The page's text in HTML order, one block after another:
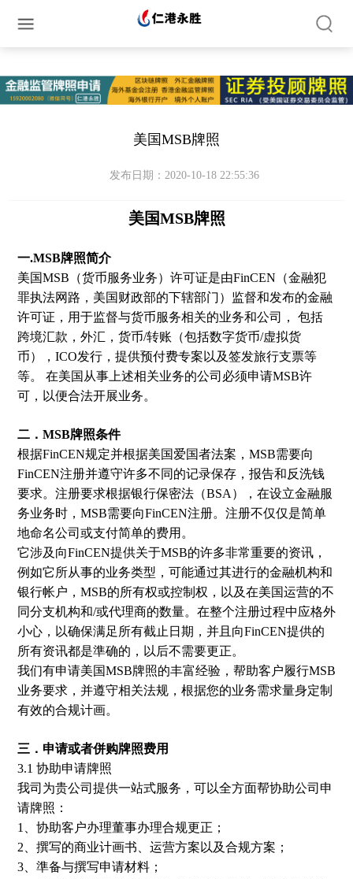
English
美国MSB牌照
发布日期：2020-10-18 22:55:36
美国MSB牌照
一.MSB牌照简介
美国MSB（货币服务业务）许可证是由FinCEN（金融犯
罪执法网路，美国财政部的下辖部门）监督和发布的金融
许可证，用于监督与货币服务相关的业务和公司， 包括
跨境汇款，外汇，货币/转账（包括数字货币/虚拟货
币），ICO发行，提供预付费专案以及签发旅行支票等
等。 在美国从事上述相关业务的公司必须申请MSB许
可，以便合法开展业务。
二．MSB牌照条件
根据FinCEN规定并根据美国爱国者法案，MSB需要向
FinCEN注册并遵守许多不同的记录保存，报告和反洗钱
要求。注册要求根据银行保密法（BSA），在设立金融服
务业务时，MSB需要向FinCEN注册。注册不仅仅是简单
地命名公司或支付简单的费用。
它涉及向FinCEN提供关于MSB的许多非常重要的资讯，
例如它所从事的业务类型，可能通过其进行的金融机构和
银行帐户，MSB的所有权或控制权，以及在美国运营的不
同分支机构和/或代理商的数量。在整个注册过程中应格外
小心，以确保满足所有截止日期，并且向FinCEN提供的
所有资讯都是準确的，以后不需要更正。
我们有申请美国MSB牌照的丰富经验，帮助客户履行MSB
业务要求，并遵守相关法规，根据您的业务需求量身定制
有效的合规计画。
三．申请或者併购牌照费用
3.1 协助申请牌照
我司为贵公司提供一站式服务，可以全方面帮协助公司申
请牌照：
1、协助客户办理董事办理合规更正；
2、撰写的商业计画书、运营方案以及合规方案；
3、準备与撰写申请材料；